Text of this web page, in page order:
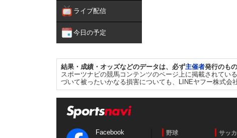
ライブ配信
今日の予定
結果・成績・オッズなどのデータは、必ず主催者発行のも
スポーツナビの競馬コンテンツのページ上に掲載されてい
づいて被ったいかなる損害についても、LINEヤフー株式会
Facebook 野球 サッ